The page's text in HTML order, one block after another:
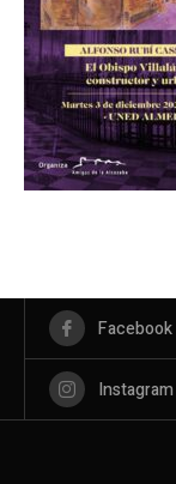
Facebook
Instagram